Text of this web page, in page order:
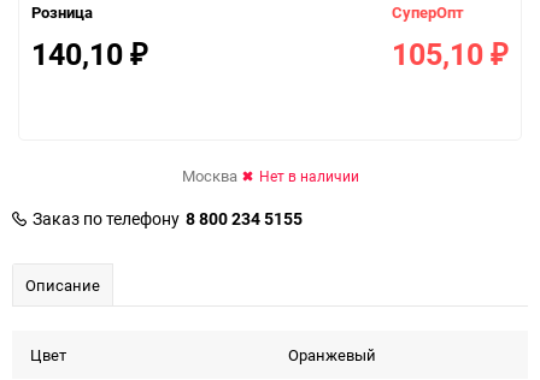
Розница
140,10 ₽
СуперОпт
105,10 ₽
Москва Нет в наличии
Заказ по телефону 8 800 234 5155
Описание
Цвет Оранжевый